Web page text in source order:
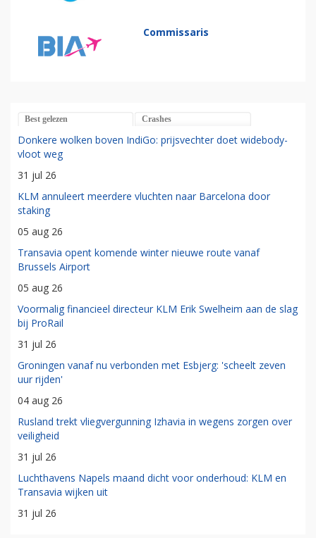
Commissaris
Best gelezen Crashes
Donkere wolken boven IndiGo: prijsvechter doet widebody-
vloot weg
31 jul 26
KLM annuleert meerdere vluchten naar Barcelona door
staking
05 aug 26
Transavia opent komende winter nieuwe route vanaf
Brussels Airport
05 aug 26
Voormalig financieel directeur KLM Erik Swelheim aan de slag
bij ProRail
31 jul 26
Groningen vanaf nu verbonden met Esbjerg: 'scheelt zeven
uur rijden'
04 aug 26
Rusland trekt vliegvergunning Izhavia in wegens zorgen over
veiligheid
31 jul 26
Luchthavens Napels maand dicht voor onderhoud: KLM en
Transavia wijken uit
31 jul 26